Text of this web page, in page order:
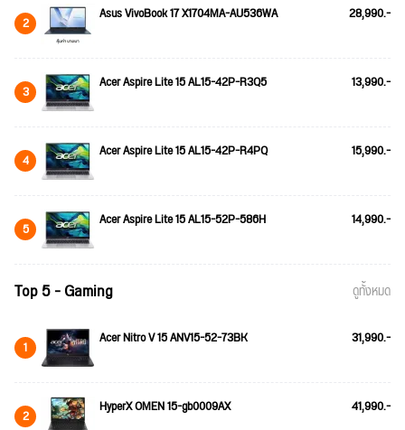
2 Asus VivoBook 17 X1704MA-AU536WA 28,990.-
3 Acer Aspire Lite 15 AL15-42P-R3Q5 13,990.-
4 Acer Aspire Lite 15 AL15-42P-R4PQ 15,990.-
5 Acer Aspire Lite 15 AL15-52P-586H 14,990.-
Top 5 - Gaming ดูทั้งหมด
1 Acer Nitro V 15 ANV15-52-73BK 31,990.-
2 HyperX OMEN 15-gb0009AX 41,990.-